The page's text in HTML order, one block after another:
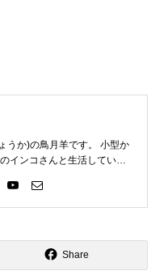
うか)の鳥月羊です。 小型か
インコさんと生活していま
してきました。 そしてそれを
で解決して、今ではインコさ
さらに楽しいものにしたい。
生涯の相棒」と呼べるような
Share